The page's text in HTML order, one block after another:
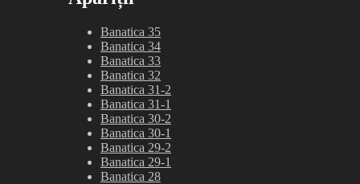
Banatica 35
Banatica 34
Banatica 33
Banatica 32
Banatica 31-2
Banatica 31-1
Banatica 30-2
Banatica 30-1
Banatica 29-2
Banatica 29-1
Banatica 28